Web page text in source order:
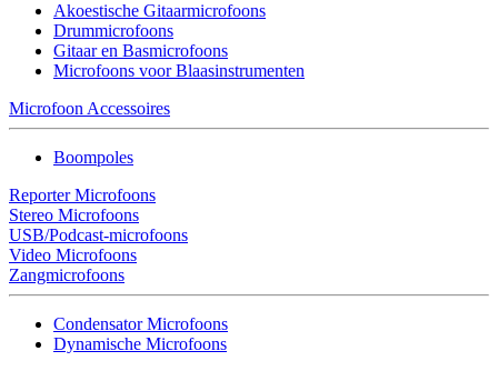
Akoestische Gitaarmicrofoons
Drummicrofoons
Gitaar en Basmicrofoons
Microfoons voor Blaasinstrumenten
Microfoon Accessoires
Boompoles
Reporter Microfoons
Stereo Microfoons
USB/Podcast-microfoons
Video Microfoons
Zangmicrofoons
Condensator Microfoons
Dynamische Microfoons